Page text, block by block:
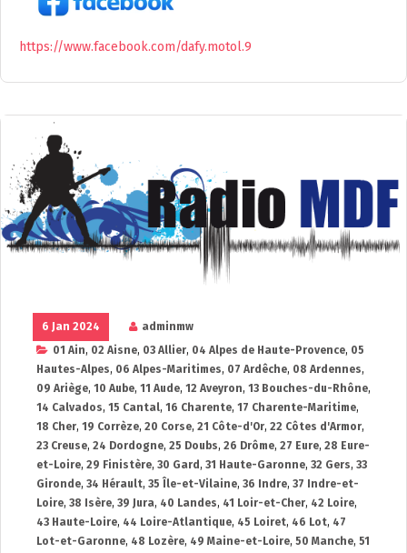
https://www.facebook.com/dafy.motol.9
6 Jan 2024
adminmw
01 Ain, 02 Aisne, 03 Allier, 04 Alpes de Haute-Provence, 05
Hautes-Alpes, 06 Alpes-Maritimes, 07 Ardêche, 08 Ardennes,
09 Ariège, 10 Aube, 11 Aude, 12 Aveyron, 13 Bouches-du-Rhône,
14 Calvados, 15 Cantal, 16 Charente, 17 Charente-Maritime,
18 Cher, 19 Corrèze, 20 Corse, 21 Côte-d'Or, 22 Côtes d'Armor,
23 Creuse, 24 Dordogne, 25 Doubs, 26 Drôme, 27 Eure, 28 Eure-
et-Loire, 29 Finistère, 30 Gard , 31 Haute-Garonne, 32 Gers, 33
Gironde, 34 Hérault, 35 Île-et-Vilaine, 36 Indre, 37 Indre-et-
Loire, 38 Isère, 39 Jura, 40 Landes, 41 Loir-et-Cher, 42 Loire,
43 Haute-Loire, 44 Loire-Atlantique, 45 Loiret, 46 Lot, 47
Lot-et-Garonne, 48 Lozère, 49 Maine-et-Loire, 50 Manche, 51